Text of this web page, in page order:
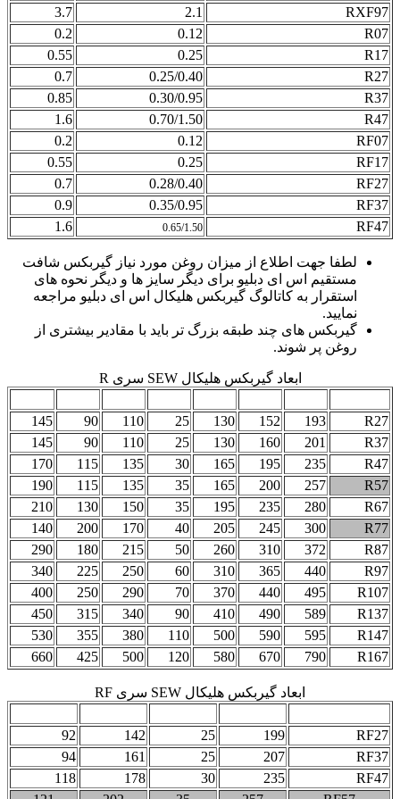
RXF97
2.1
3.7
R07
0.12
0.2
R17
0.25
0.55
R27
0.25/0.40
0.7
R37
0.30/0.95
0.85
R47
0.70/1.50
1.6
RF07
0.12
0.2
RF17
0.25
0.55
RF27
0.28/0.40
0.7
RF37
0.35/0.95
0.9
RF47
0.65/1.50
1.6
لطفا جهت اطلاع از میزان روغن مورد نیاز گیربکس شافت
مستقیم اس ای دبلیو برای دیگر سایز ها و دیگر نحوه های
استقرار به کاتالوگ گیربکس هلیکال اس ای دبلیو مراجعه
نمایید.
گیربکس های چند طبقه بزرگ تر باید با مقادیر بیشتری از
روغن پر شوند.
ابعاد گیربکس هلیکال SEW سری R
R27
193
152
130
25
110
90
145
R37
201
160
130
25
110
90
145
R47
235
195
165
30
135
115
170
R57
257
200
165
35
135
115
190
R67
280
235
195
35
150
130
210
R77
300
245
205
40
170
200
140
R87
372
310
260
50
215
180
290
R97
440
365
310
60
250
225
340
R107
495
440
370
70
290
250
400
R137
589
490
410
90
340
315
450
R147
595
590
500
110
380
355
530
R167
790
670
580
120
500
425
660
ابعاد گیربکس هلیکال SEW سری RF
RF27
199
25
142
92
RF37
207
25
161
94
RF47
235
30
178
118